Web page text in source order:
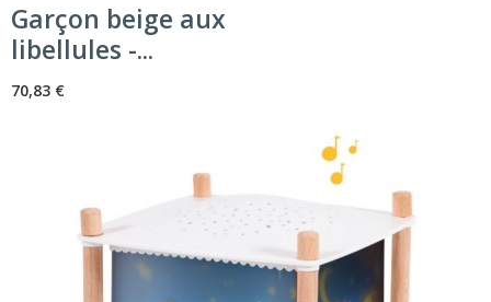
Garçon beige aux
libellules -...
70,83 €